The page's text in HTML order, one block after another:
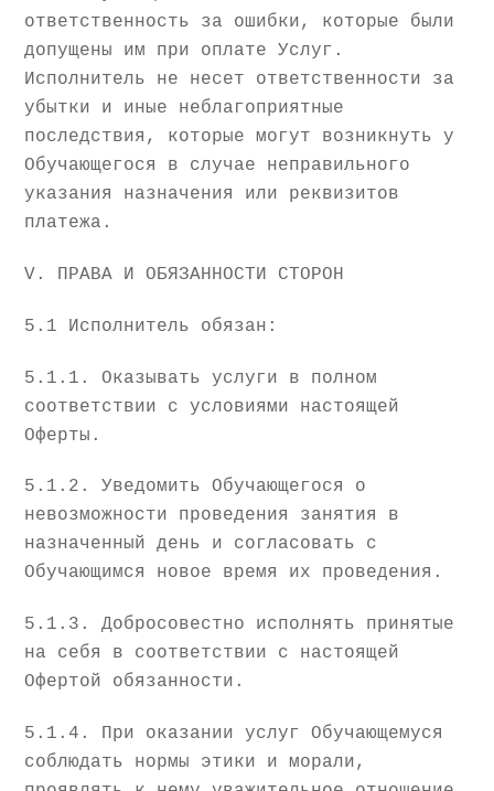
ответственность за ошибки, которые были
допущены им при оплате Услуг.
Исполнитель не несет ответственности за
убытки и иные неблагоприятные
последствия, которые могут возникнуть у
Обучающегося в случае неправильного
указания назначения или реквизитов
платежа.
V. ПРАВА И ОБЯЗАННОСТИ СТОРОН
5.1 Исполнитель обязан:
5.1.1. Оказывать услуги в полном
соответствии с условиями настоящей
Оферты.
5.1.2. Уведомить Обучающегося о
невозможности проведения занятия в
назначенный день и согласовать с
Обучающимся новое время их проведения.
5.1.3. Добросовестно исполнять принятые
на себя в соответствии с настоящей
Офертой обязанности.
5.1.4. При оказании услуг Обучающемуся
соблюдать нормы этики и морали,